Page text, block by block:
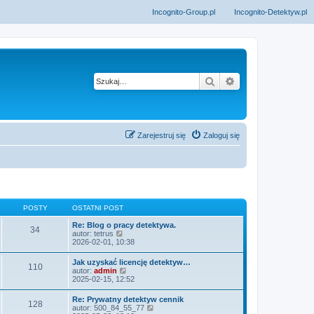
Incognito-Detektyw.pl
Incognito-Group.pl
Szukaj
Zaloguj się
Zarejestruj się
POSTY OSTATNI POST
34
Re: Blog o pracy detektywa.
autor: tetrus
y
i
e
t
l
n
a
2026-02-01, 10:38
110
Jak uzyskać licencję detektyw…
autor: admin
y
w
i
e
2025-02-15, 12:52
128
Re: Prywatny detektyw cennik
autor: 500_84_55_77